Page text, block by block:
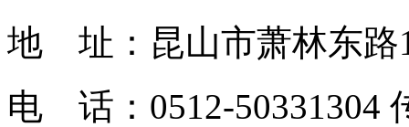
地 址：昆山市萧林东路
电 话：0512-50331304